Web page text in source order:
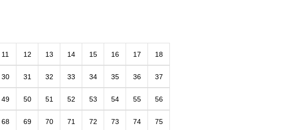
11 12 13 14 15 16 17 18
30 31 32 33 34 35 36 37
49 50 51 52 53 54 55 56
68 69 70 71 72 73 74 75